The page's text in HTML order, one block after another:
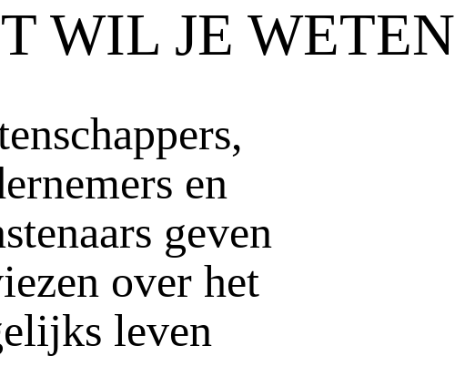
WIL JE WETEN
en
geven
over het
leven